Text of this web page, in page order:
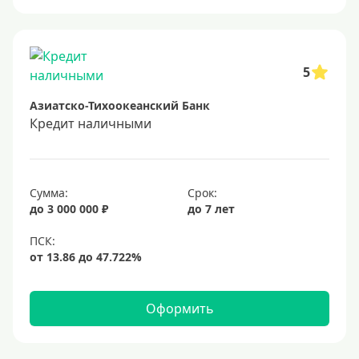
Способы выдачи
Не выходя из дома
С доставкой на дом
Наличными
В долларах США
В евро
Заемщики
5
Азиатско-Тихоокеанский Банк
Кредит наличными
Сумма:
до 3 000 000 ₽
Срок:
до 7 лет
Оформить